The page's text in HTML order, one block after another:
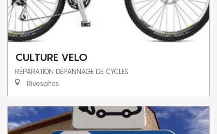
CULTURE VELO
RÉPARATION DÉPANNAGE DE CYCLES
Rivesaltes